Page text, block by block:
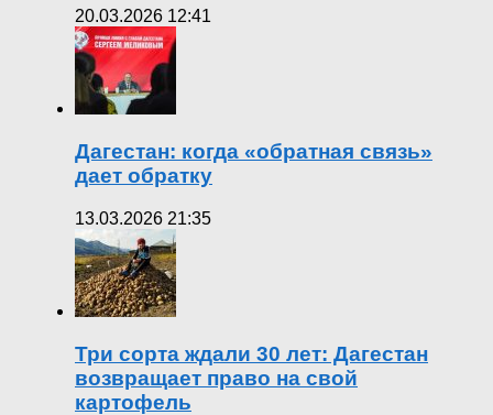
20.03.2026 12:41
Дагестан: когда «обратная связь»
дает обратку
13.03.2026 21:35
Три сорта ждали 30 лет: Дагестан
возвращает право на свой
картофель